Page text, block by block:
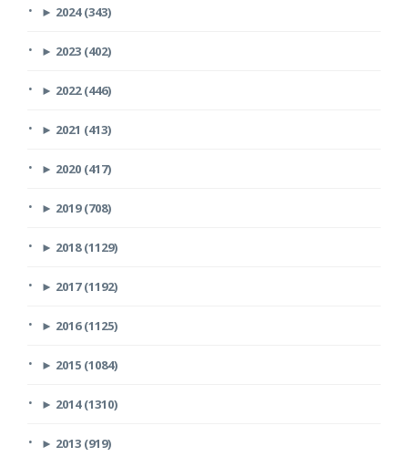
► 2024 (343)
► 2023 (402)
► 2022 (446)
► 2021 (413)
► 2020 (417)
► 2019 (708)
► 2018 (1129)
► 2017 (1192)
► 2016 (1125)
► 2015 (1084)
► 2014 (1310)
► 2013 (919)